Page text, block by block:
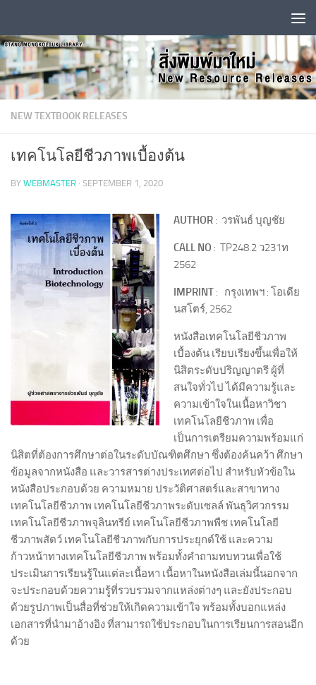
NEW TEXTBOOK RELEASES
เทคโนโลยีชีวภาพเบื้องต้น
BY WEBMASTER · SEPTEMBER 1, 2020
AUTHOR : วรพันธ์ บุญชัย
CALL NO : TP248.2 ว231ท
2562
IMPRINT : กรุงเทพฯ : โอเดีย
นสโตร์, 2562
หนังสือเทคโนโลยีชีวภาพ
เบื้องต้น เรียบเรียงขึ้นเพื่อให้
นิสิตระดับปริญญาตรี ผู้ที่
สนใจทั่วไป ได้มีความรู้และ
ความเข้าใจในเนื้อหาวิชา
เทคโนโลยีชีวภาพ เพื่อ
เป็นการเตรียมความพร้อมแก่
นิสิตที่ต้องการศึกษาต่อในระดับบัณฑิตศึกษา ซึ่งต้องค้นคว้า ศึกษา
ข้อมูลจากหนังสือ และวารสารต่างประเทศต่อไป สำหรับหัวข้อใน
หนังสือประกอบด้วย ความหมาย ประวัติศาสตร์และสาขาทาง
เทคโนโลยีชีวภาพ เทคโนโลยีชีวภาพระดับเซลล์ พันธุวิศวกรรม
เทคโนโลยีชีวภาพจุลินทรีย์ เทคโนโลยีชีวภาพพืช เทคโนโลยี
ชีวภาพสัตว์ เทคโนโลยีชีวภาพกับการประยุกต์ใช้ และความ
ก้าวหน้าทางเทคโนโลยีชีวภาพ พร้อมทั้งคำถามทบทวนเพื่อใช้
ประเมินการเรียนรู้ในแต่ละเนื้อหา เนื้อหาในหนังสือเล่มนี้นอกจาก
จะประกอบด้วยความรู้ที่รวบรวมจากแหล่งต่างๆ และยังประกอบ
ด้วยรูปภาพเป็นสื่อที่ช่วยให้เกิดความเข้าใจ พร้อมทั้งบอกแหล่ง
เอกสารที่นำมาอ้างอิง ที่สามารถใช้ประกอบในการเรียนการสอนอีก
ด้วย